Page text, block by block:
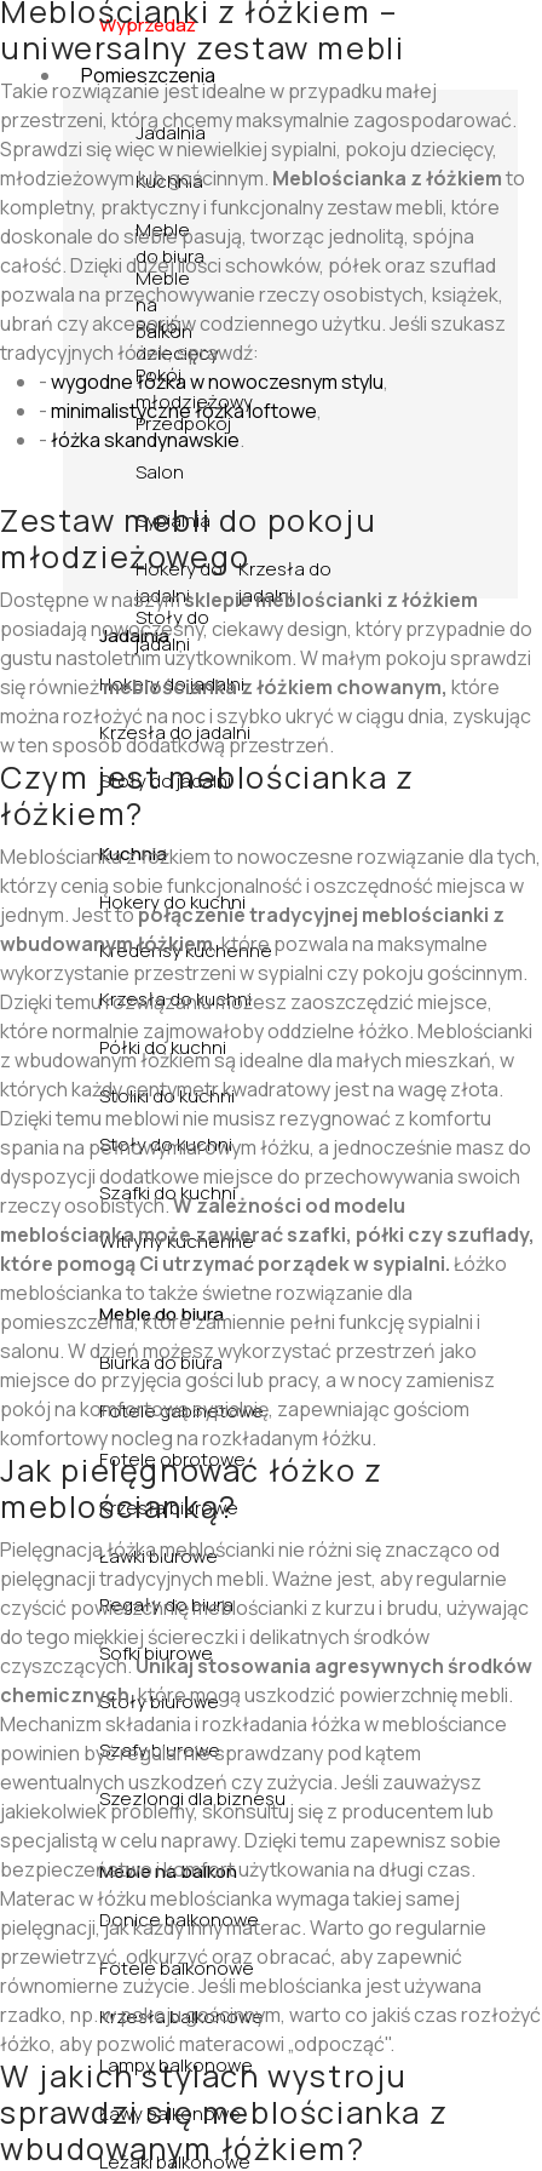
Wyprzedaż
Pomieszczenia
Jadalnia
Kuchnia
Meble
do biura
Meble
na
balkon
Pokój
dziecięcy
Pokój
młodzieżowy
Przedpokój
Salon
Sypialnia
Hokery do
jadalni
Krzesła do
jadalni
Stoły do
jadalni
Jadalnia
Hokery do jadalni
Krzesła do jadalni
Stoły do jadalni
Kuchnia
Hokery do kuchni
Kredensy kuchenne
Krzesła do kuchni
Półki do kuchni
Stoliki do kuchni
Stoły do kuchni
Szafki do kuchni
Witryny kuchenne
Meble do biura
Biurka do biura
Fotele gabinetowe
Fotele obrotowe
Krzesła biurowe
Ławki biurowe
Regały do biura
Sofki biurowe
Stoły biurowe
Szafy biurowe
Szezlongi dla biznesu
Meble na balkon
Donice balkonowe
Fotele balkonowe
Krzesła balkonowe
Lampy balkonowe
Ławy balkonowe
Leżaki balkonowe
Meblościanki z łóżkiem –
uniwersalny zestaw mebli
Takie rozwiązanie jest idealne w przypadku małej
przestrzeni, którą chcemy maksymalnie zagospodarować.
Sprawdzi się więc w niewielkiej sypialni, pokoju dziecięcy,
młodzieżowym lub gościnnym. Meblościanka z łóżkiemto
kompletny, praktyczny i funkcjonalny zestaw mebli, które
doskonale do siebie pasują, tworząc jednolitą, spójna
całość. Dzięki dużej ilości schowków, półek oraz szuflad
pozwala na przechowywanie rzeczy osobistych, książek,
ubrań czy akcesoriów codziennego użytku. Jeśli szukasz
tradycyjnych łóżek, sprawdź:
-wygodne łóżka w nowoczesnym stylu,
-minimalistyczne łóżka loftowe,
-łóżka skandynawskie.
Zestaw mebli do pokoju
młodzieżowego
Dostępne w naszymsklepie meblościanki z łóżkiem
posiadają nowoczesny, ciekawy design, który przypadnie do
gustu nastoletnim użytkownikom. W małym pokoju sprawdzi
się równieżmeblościanka z łóżkiem chowanym, które
można rozłożyć na noc i szybko ukryć w ciągu dnia, zyskując
w ten sposób dodatkową przestrzeń.
Czym jest meblościanka z
łóżkiem?
Meblościanka z łóżkiem to nowoczesne rozwiązanie dla tych,
którzy cenią sobie funkcjonalność i oszczędność miejsca w
jednym. Jest topołączenie tradycyjnej meblościanki z
wbudowanym łóżkiem, które pozwala na maksymalne
wykorzystanie przestrzeni w sypialni czy pokoju gościnnym.
Dzięki temu rozwiązaniu możesz zaoszczędzić miejsce,
które normalnie zajmowałoby oddzielne łóżko. Meblościanki
z wbudowanym łóżkiem są idealne dla małych mieszkań, w
których każdy centymetr kwadratowy jest na wagę złota.
Dzięki temu meblowi nie musisz rezygnować z komfortu
spania na pełnowymiarowym łóżku, a jednocześnie masz do
dyspozycji dodatkowe miejsce do przechowywania swoich
rzeczy osobistych.W zależności od modelu
meblościanka może zawierać szafki, półki czy szuflady,
które pomogą Ci utrzymać porządek w sypialni.Łóżko
meblościanka to także świetne rozwiązanie dla
pomieszczenia, które zamiennie pełni funkcję sypialni i
salonu. W dzień możesz wykorzystać przestrzeń jako
miejsce do przyjęcia gości lub pracy, a w nocy zamienisz
pokój na komfortową sypialnię, zapewniając gościom
komfortowy nocleg na rozkładanym łóżku.
Jak pielęgnować łóżko z
meblościanką?
Pielęgnacja łóżka meblościanki nie różni się znacząco od
pielęgnacji tradycyjnych mebli. Ważne jest, aby regularnie
czyścić powierzchnię meblościanki z kurzu i brudu, używając
do tego miękkiej ściereczki i delikatnych środków
czyszczących.Unikaj stosowania agresywnych środków
chemicznych, które mogą uszkodzić powierzchnię mebli.
Mechanizm składania i rozkładania łóżka w meblościance
powinien być regularnie sprawdzany pod kątem
ewentualnych uszkodzeń czy zużycia. Jeśli zauważysz
jakiekolwiek problemy, skonsultuj się z producentem lub
specjalistą w celu naprawy. Dzięki temu zapewnisz sobie
bezpieczeństwo i komfort użytkowania na długi czas.
Materac w łóżku meblościanka wymaga takiej samej
pielęgnacji, jak każdy inny materac. Warto go regularnie
przewietrzyć, odkurzyć oraz obracać, aby zapewnić
równomierne zużycie. Jeśli meblościanka jest używana
rzadko, np. w pokoju gościnnym, warto co jakiś czas rozłożyć
łóżko, aby pozwolić materacowi „odpocząć".
W jakich stylach wystroju
sprawdzi się meblościanka z
wbudowanym łóżkiem?